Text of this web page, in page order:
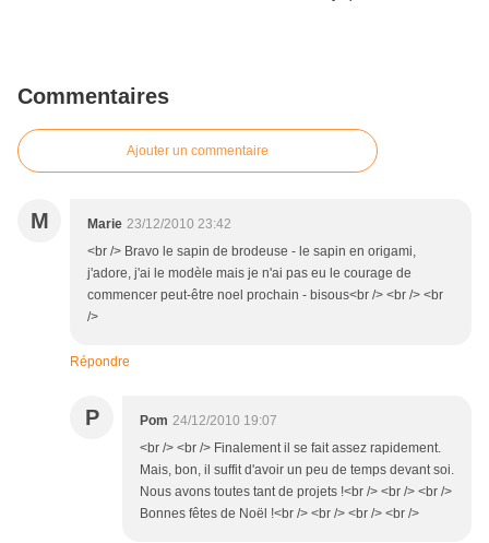
Commentaires
Ajouter un commentaire
M Marie 23/12/2010 23:42
<br /> Bravo le sapin de brodeuse - le sapin en origami,
j'adore, j'ai le modèle mais je n'ai pas eu le courage de
commencer peut-être noel prochain - bisous<br /> <br /> <br
/>
Répondre
P Pom 24/12/2010 19:07
<br /> <br /> Finalement il se fait assez rapidement.
Mais, bon, il suffit d'avoir un peu de temps devant soi.
Nous avons toutes tant de projets !<br /> <br /> <br />
Bonnes fêtes de Noël !<br /> <br /> <br /> <br />